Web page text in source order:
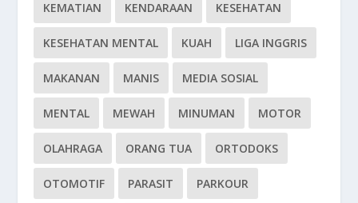
KEMATIAN KENDARAAN KESEHATAN
KESEHATAN MENTAL KUAH LIGA INGGRIS
MAKANAN MANIS MEDIA SOSIAL
MENTAL MEWAH MINUMAN MOTOR
OLAHRAGA ORANG TUA ORTODOKS
OTOMOTIF PARASIT PARKOUR